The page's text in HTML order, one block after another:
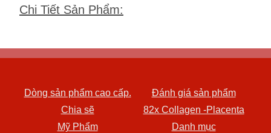
Chi Tiết Sản Phẩm:
Dòng sản phẩm cao cấp.
Đánh giá sản phẩm
Chia sẽ
82x Collagen -Placenta
Mỹ Phẩm
Danh mục